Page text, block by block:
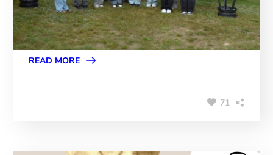
READ MORE
71